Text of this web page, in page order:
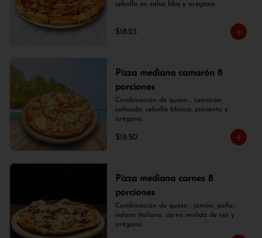
cebolla en salsa bbq y orégano.
$18.25
Pizza mediana camarón 8
porciones
Combinación de queso , camarón
salteado, cebolla blanca, pimiento y
orégano.
$18.50
Pizza mediana carnes 8
porciones
Combinación de queso , jamón, pollo,
salami italiano, carne molida de res y
orégano.